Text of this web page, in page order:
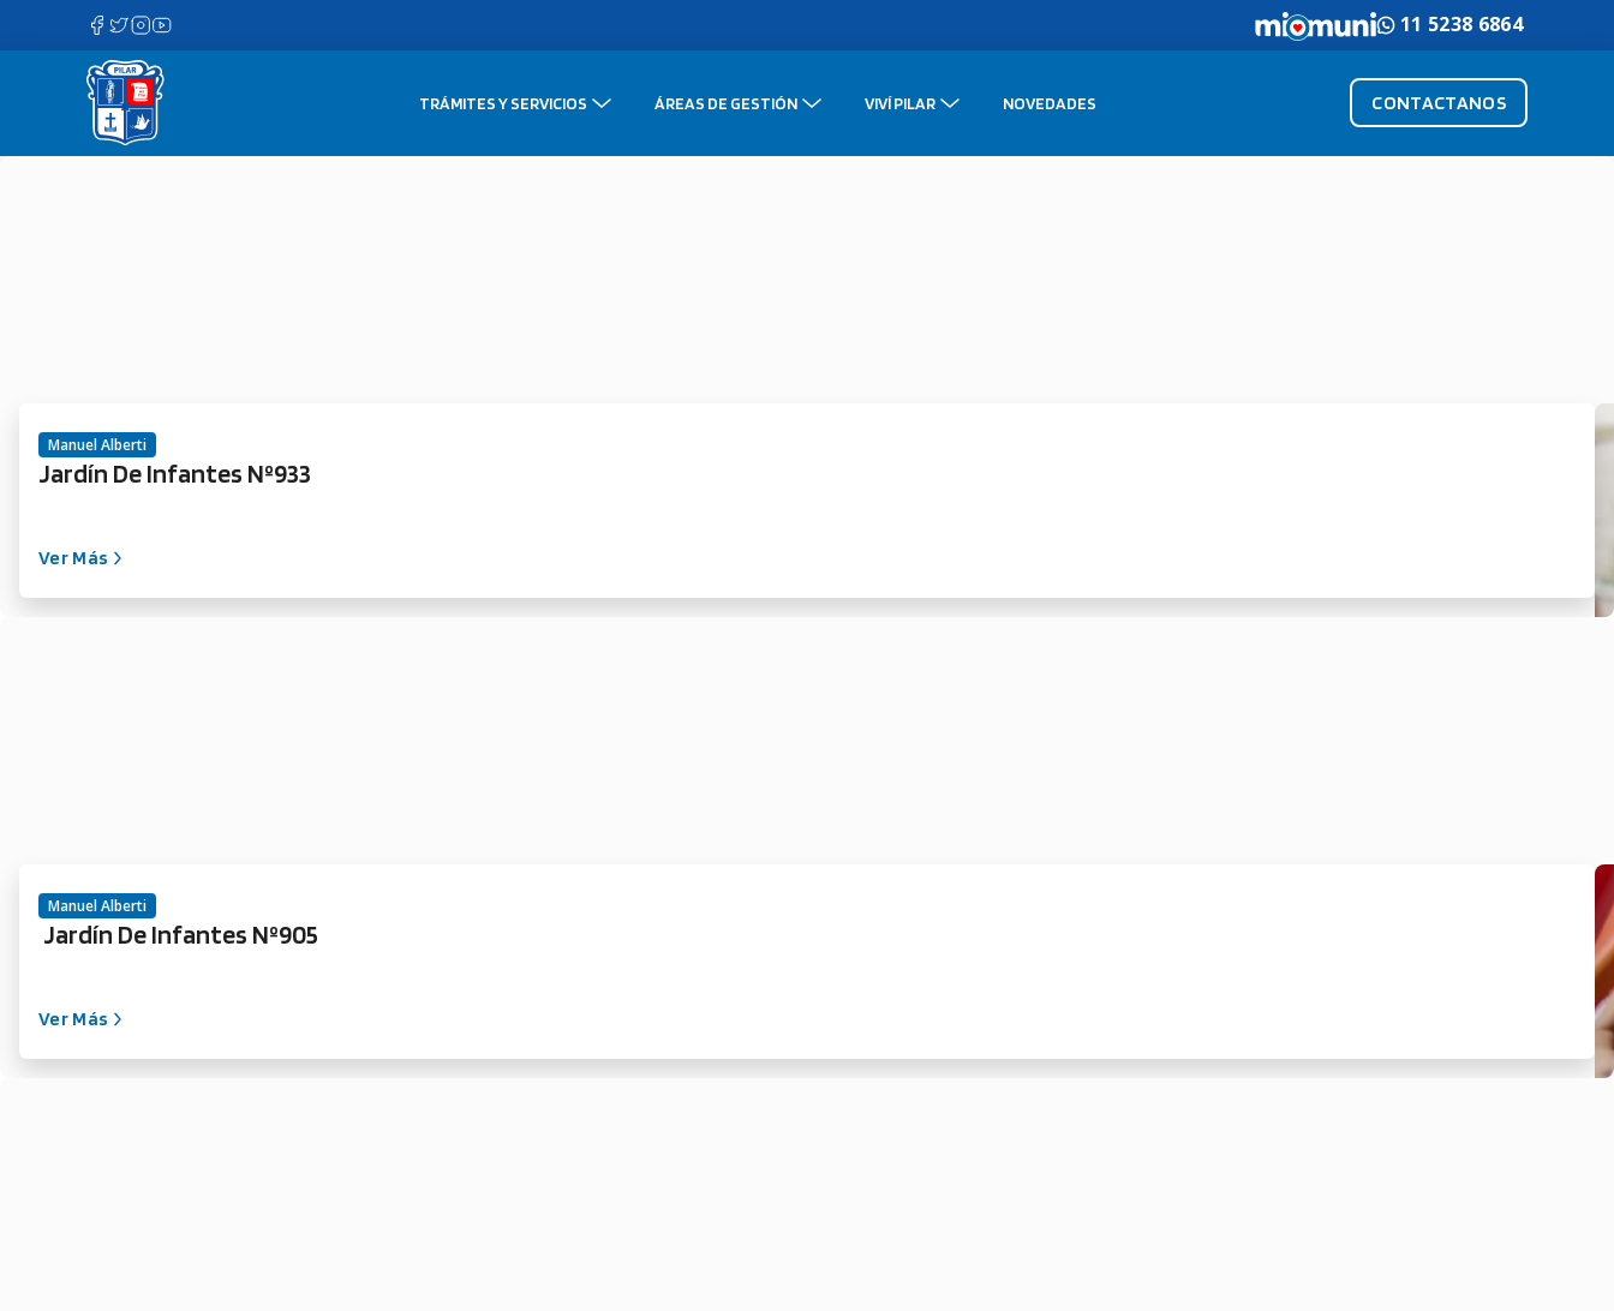
contenido
11 5238 6864
TRÁMITES Y SERVICIOS ÁREAS DE GESTIÓN VIVÍ PILAR NOVEDADES CONTACTANOS
Manuel Alberti
Jardín De Infantes Nº933
Ver Más
Manuel Alberti
Jardín De Infantes Nº905
Ver Más